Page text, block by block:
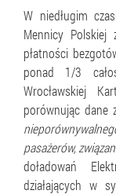
W niedługim
Mennicy Polskiej
płatności
ponad 1/3
Wrocławskiej
porównując
pasażerów,
doładowań
działających w